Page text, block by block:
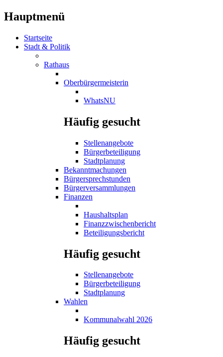
Hauptmenü
Startseite
Stadt & Politik
Rathaus
Oberbürgermeisterin
WhatsNU
Häufig gesucht
Stellenangebote
Bürgerbeteiligung
Stadtplanung
Bekanntmachungen
Bürgersprechstunden
Bürgerversammlungen
Finanzen
Haushaltsplan
Finanzzwischenbericht
Beteiligungsbericht
Häufig gesucht
Stellenangebote
Bürgerbeteiligung
Stadtplanung
Wahlen
Kommunalwahl 2026
Häufig gesucht